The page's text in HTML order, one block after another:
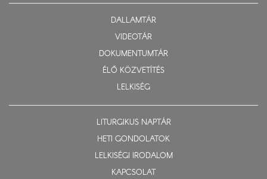
DALLAMTÁR
VIDEOTÁR
DOKUMENTUMTÁR
ÉLŐ KÖZVETÍTÉS
LELKISÉG
LITURGIKUS NAPTÁR
HETI GONDOLATOK
LELKISÉGI IRODALOM
KAPCSOLAT